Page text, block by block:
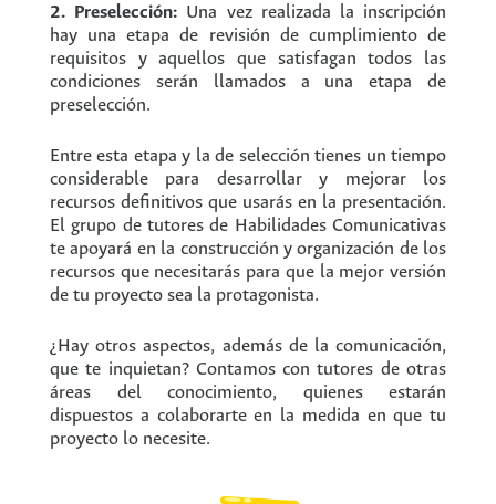
2. Preselección: Una vez realizada la inscripción
hay una etapa de revisión de cumplimiento de
requisitos y aquellos que satisfagan todos las
condiciones serán llamados a una etapa de
preselección.
Entre esta etapa y la de selección tienes un tiempo
considerable para desarrollar y mejorar los
recursos definitivos que usarás en la presentación.
El grupo de tutores de Habilidades Comunicativas
te apoyará en la construcción y organización de los
recursos que necesitarás para que la mejor versión
de tu proyecto sea la protagonista.
¿Hay otros aspectos, además de la comunicación,
que te inquietan? Contamos con tutores de otras
áreas del conocimiento, quienes estarán
dispuestos a colaborarte en la medida en que tu
proyecto lo necesite.